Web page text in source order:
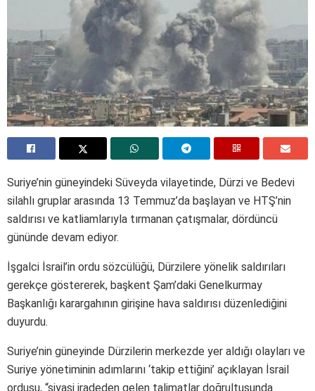
Suriye’nin güneyindeki Süveyda vilayetinde, Dürzi ve Bedevi
silahlı gruplar arasında 13 Temmuz’da başlayan ve HTŞ’nin
saldırısı ve katliamlarıyla tırmanan çatışmalar, dördüncü
gününde devam ediyor.
İşgalci İsrail’in ordu sözcülüğü, Dürzilere yönelik saldırıları
gerekçe göstererek, başkent Şam’daki Genelkurmay
Başkanlığı karargahının girişine hava saldırısı düzenlediğini
duyurdu.
Suriye’nin güneyinde Dürzilerin merkezde yer aldığı olayları ve
Suriye yönetiminin adımlarını ‘takip ettiğini’ açıklayan İsrail
ordusu, “siyasi iradeden gelen talimatlar doğrultusunda